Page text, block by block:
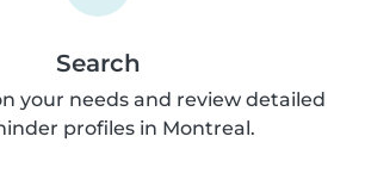
Search
your needs and review detailed
profiles in Montreal.